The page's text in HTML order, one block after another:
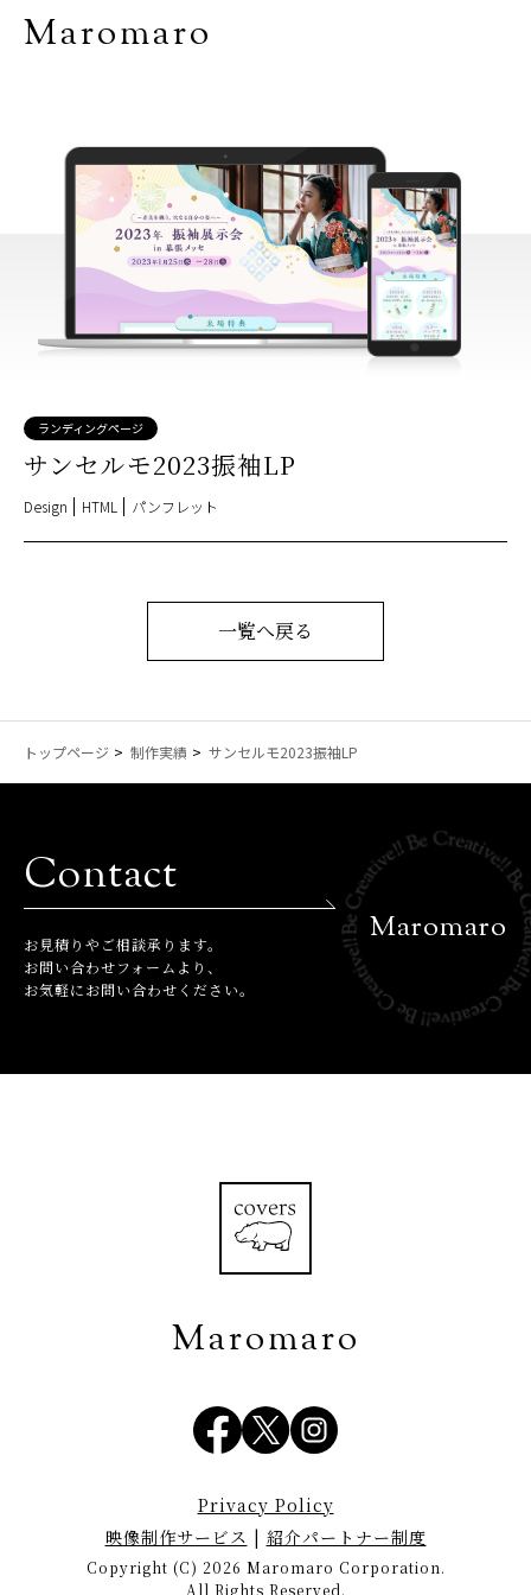
Maromaro
ランディングページ
サンセルモ2023振袖LP
Design HTML パンフレット
一覧へ戻る
トップページ 制作実績 サンセルモ2023振袖LP
Contact
お⾒積りやご相談承ります。
お問い合わせフォームより、
お気軽にお問い合わせください。
Maromaro
Maromaro
Privacy Policy
映像制作サービス | 紹介パートナー制度
Copyright (C) 2026 Maromaro Corporation.
All Rights Reserved.